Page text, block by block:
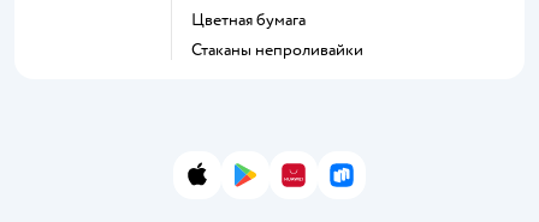
Цветная бумага
Стаканы непроливайки
App StoreGoogle Play
AppGallery
RuStore